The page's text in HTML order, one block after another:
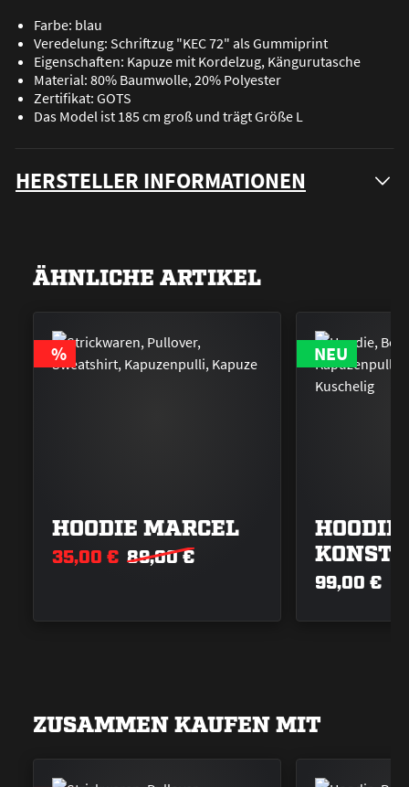
Farbe: blau
Veredelung: Schriftzug "KEC 72" als Gummiprint
Eigenschaften: Kapuze mit Kordelzug, Kängurutasche
Material: 80% Baumwolle, 20% Polyester
Zertifikat: GOTS
Das Model ist 185 cm groß und trägt Größe L
HERSTELLER INFORMATIONEN
ÄHNLICHE ARTIKEL
RABATT
%
HOODIE MARCEL
35,00 € 89,00 €
NEU
HOODIE
99,00 €
ZUSAMMEN KAUFEN MIT